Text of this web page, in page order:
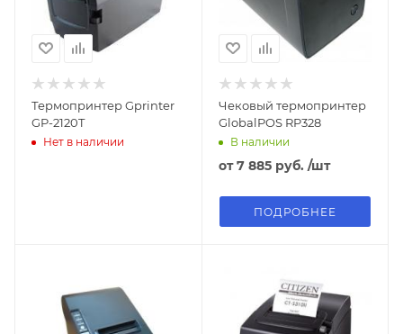
Термопринтер Gprinter
GP-2120T
Нет в наличии
Чековый термопринтер
GlobalPOS RP328
В наличии
от7 885 руб. /шт
ПОДРОБНЕЕ